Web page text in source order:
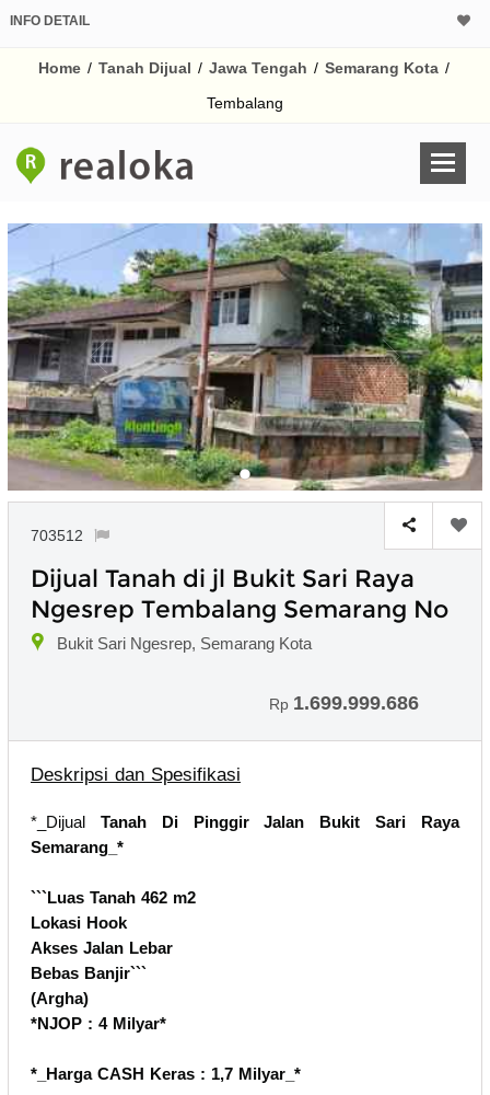
INFO DETAIL
Home / Tanah Dijual / Jawa Tengah / Semarang Kota /
Tembalang
703512
Dijual Tanah di jl Bukit Sari Raya
Ngesrep Tembalang Semarang No
Bukit Sari Ngesrep, Semarang Kota
Rp 1.699.999.686
Deskripsi dan Spesifikasi
*_Dijual Tanah Di Pinggir Jalan Bukit Sari Raya
Semarang_*
```Luas Tanah 462 m2
Lokasi Hook
Akses Jalan Lebar
Bebas Banjir```
(Argha)
*NJOP : 4 Milyar*
*_Harga CASH Keras : 1,7 Milyar_*
% /th
Untuk hasil simulasi
pada kotak-
Simpan